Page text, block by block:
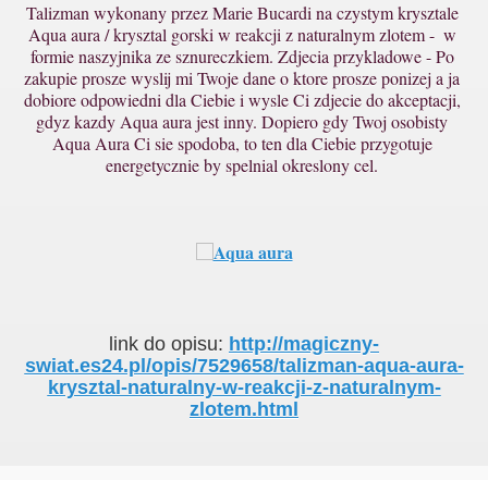
Talizman wykonany przez Marie Bucardi na czystym krysztale
Aqua aura / krysztal gorski w reakcji z naturalnym zlotem -  w
formie naszyjnika ze sznureczkiem. Zdjecia przykladowe - Po
zakupie prosze wyslij mi Twoje dane o ktore prosze ponizej a ja
dobiore odpowiedni dla Ciebie i wysle Ci zdjecie do akceptacji,
gdyz kazdy Aqua aura jest inny. Dopiero gdy Twoj osobisty
Aqua Aura Ci sie spodoba, to ten dla Ciebie przygotuje
energetycznie by spelnial okreslony cel.
link do opisu: http://magiczny-
swiat.es24.pl/opis/7529658/talizman-aqua-aura-
krysztal-naturalny-w-reakcji-z-naturalnym-
zlotem.html